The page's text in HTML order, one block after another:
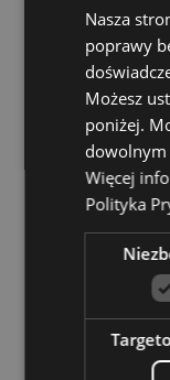
Francuska,
Gwadelupa,
Watykan,
(Wielka
(Wyspy
Litwa,
Słowacja,
Szwecja,
Highlands i
Nasza
poprawy
Możesz
poniżej.
dowolnym
Więcej
Polityka